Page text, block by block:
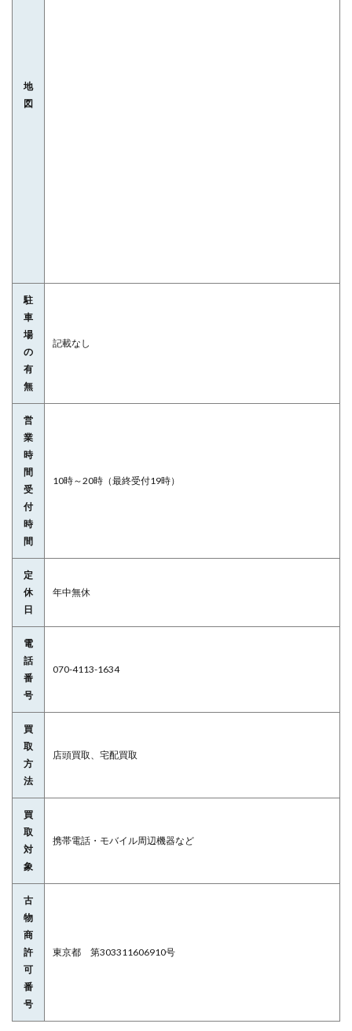
地
図
駐
車
場
の
有
無
記載なし
営
業
時
間
受
付
時
間
10時～20時（最終受付19時）
定
休
日
年中無休
電
話
番
号
070-4113-1634
買
取
方
法
店頭買取、宅配買取
買
取
対
象
携帯電話・モバイル周辺機器など
古
物
商
許
可
番
号
東京都 第303311606910号